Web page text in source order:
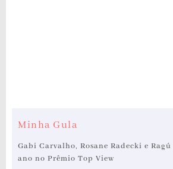
Minha Gula
Gabi Carvalho, Rosane Radecki e
ano no Prêmio Top View